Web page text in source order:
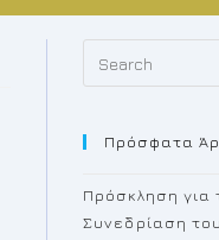
Πρόσφατα
Πρόσκληση για
Συνεδρίαση